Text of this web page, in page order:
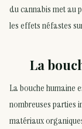
du cannabis met au
les effets néfastes
La
La bouche humaine
nombreuses parties
matériaux